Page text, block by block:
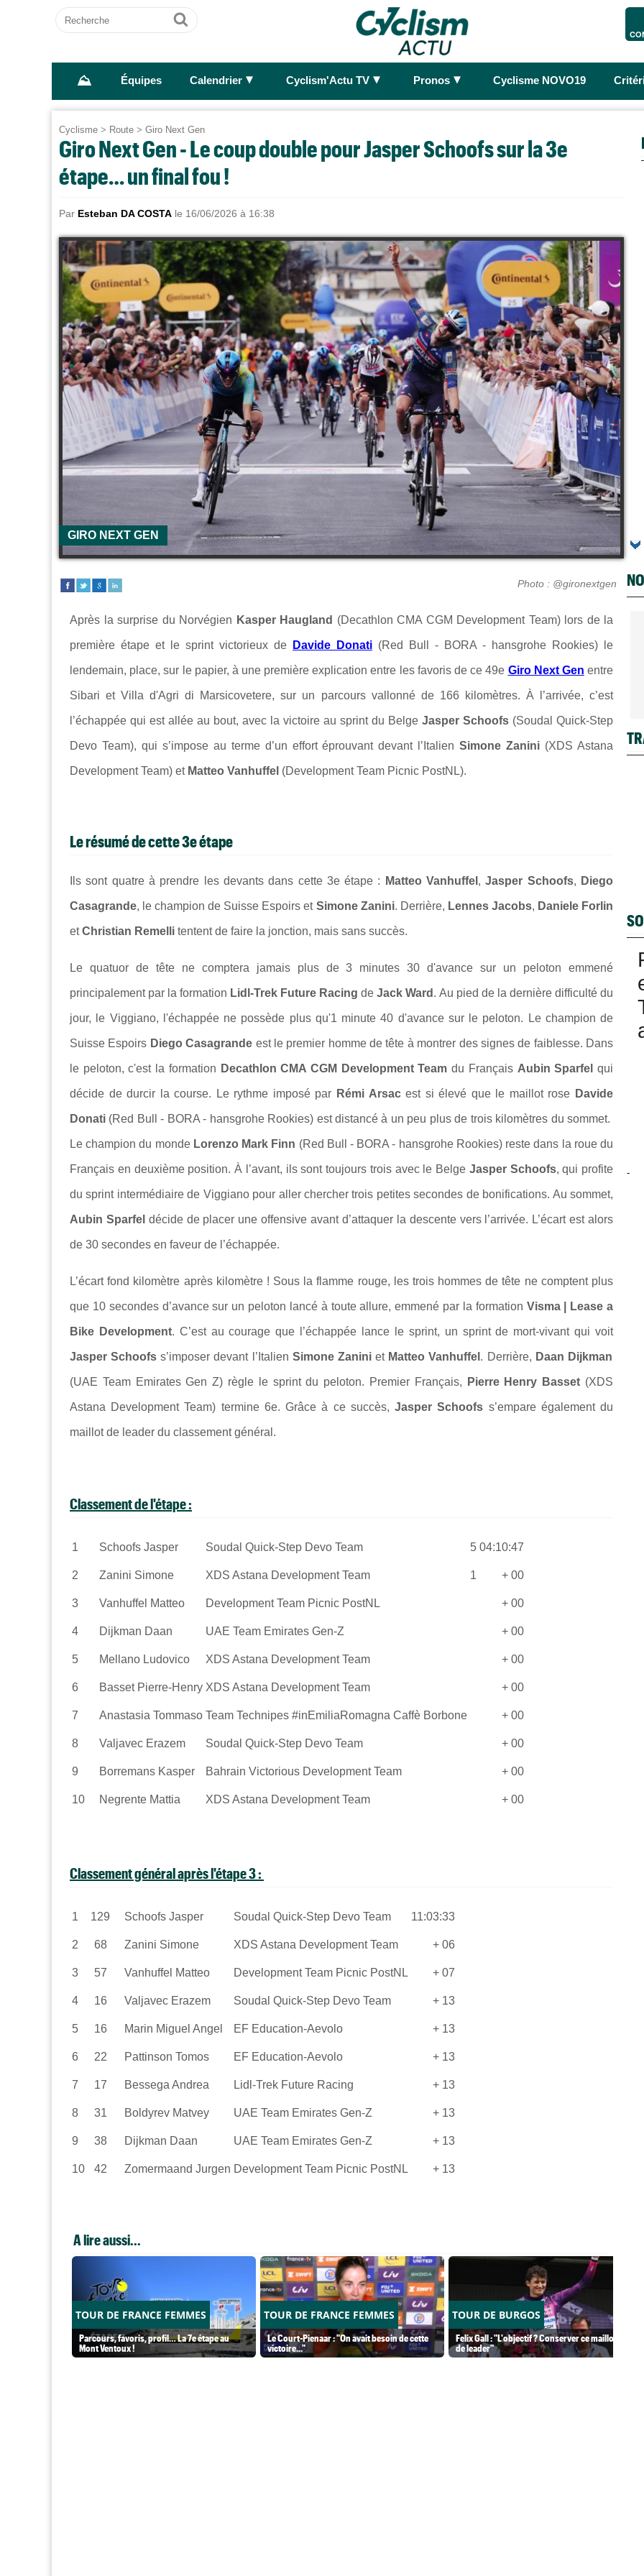
Recherche
Ok
⛰ Équipes Calendrier ► Cyclism'Actu TV ► Pronos ► Cyclisme NOVO19
Cyclisme > Route > Giro Next Gen
Giro Next Gen - Le coup double pour Jasper Schoofs sur la 3e
étape… un final fou !
Par Esteban DA COSTA le 16/06/2026 à 16:38
GIRO NEXT GEN
Photo : @gironextgen
Après la surprise du Norvégien Kasper Haugland (Decathlon CMA CGM Development Team) lors de la
première étape et le sprint victorieux de Davide Donati (Red Bull - BORA - hansgrohe Rookies) le
lendemain, place, sur le papier, à une première explication entre les favoris de ce 49e Giro Next Gen entre
Sibari etVilla d'Agri di Marsicovetere, sur un parcours vallonné de 166 kilomètres. À l’arrivée, c’est
l’échappée qui est allée au bout, avec la victoire au sprint du Belge Jasper Schoofs (Soudal Quick-Step
Devo Team), qui s’impose au terme d’un effort éprouvant devant l’ItalienSimone Zanini (XDS Astana
Development Team) et Matteo Vanhuffel (Development Team Picnic PostNL).
Le résumé de cette 3e étape
Ils sont quatre à prendre les devants dans cette 3e étape : Matteo Vanhuffel ,Jasper Schoofs, Diego
Casagrande, le champion de Suisse Espoirset Simone Zanini. Derrière, Lennes Jacobs, Daniele Forlin
etChristian Remelli tentent de faire la jonction, mais sans succès.
Le quatuor de tête ne comptera jamais plus de 3 minutes 30 d'avance sur un peloton emmené
principalement par la formation Lidl-Trek Future Racing de Jack Ward . Au pied de la dernière difficulté du
jour, le Viggiano, l'échappée ne possède plus qu'1 minute 40 d'avance sur le peloton. Le champion de
Suisse Espoirs Diego Casagrande est le premier homme de tête à montrer des signes de faiblesse. Dans
le peloton, c'est la formation Decathlon CMA CGM Development Team du Français Aubin Sparfel qui
décide de durcir la course. Le rythme imposé par Rémi Arsacest si élevé que le maillot rose Davide
Donati (Red Bull - BORA - hansgrohe Rookies) est distancé à un peu plus de trois kilomètres du sommet.
Le champion du monde Lorenzo Mark Finn (Red Bull - BORA - hansgrohe Rookies) reste dans la roue du
Français en deuxième position. À l’avant, ils sont toujours trois avec le Belge Jasper Schoofs, qui profite
du sprint intermédiaire de Viggianopour aller chercher trois petites secondes de bonifications. Au sommet,
Aubin Sparfel décide de placer une offensive avant d’attaquer la descente vers l’arrivée. L’écart est alors
de 30 secondes en faveur de l’échappée.
L’écart fond kilomètre après kilomètre ! Sous la flamme rouge, les trois hommes de tête ne comptent plus
que 10 secondes d’avance sur un peloton lancé à toute allure, emmené par la formation Visma | Lease a
Bike Development. C’est au courage que l’échappée lance le sprint, un sprint de mort-vivant qui voit
Jasper Schoofs s’imposer devant l’Italien Simone Zaniniet Matteo Vanhuffel . Derrière, Daan Dijkman
(UAE Team Emirates Gen Z) règle le sprint du peloton. Premier Français, Pierre Henry Basset (XDS
Astana Development Team) termine 6e. Grâce à ce succès,Jasper Schoofs s’empare également du
maillot de leader du classement général.
Classement de l'étape :
1 Schoofs Jasper Soudal Quick-Step Devo Team 5 04:10:47
2 Zanini Simone XDS Astana Development Team 1 + 00
3 Vanhuffel Matteo Development Team Picnic PostNL + 00
4 Dijkman Daan UAE Team Emirates Gen-Z + 00
5 Mellano Ludovico XDS Astana Development Team + 00
6 BassetPierre-Henry XDS Astana Development Team + 00
7 Anastasia Tommaso Team Technipes #inEmiliaRomagna Caffè Borbone + 00
8 Valjavec Erazem Soudal Quick-Step Devo Team + 00
9 Borremans Kasper Bahrain Victorious Development Team + 00
10 Negrente Mattia XDS Astana Development Team + 00
Classement général après l'étape 3 :
1 129 Schoofs Jasper Soudal Quick-Step Devo Team 11:03:33
2 68 Zanini Simone XDS Astana Development Team + 06
3 57 Vanhuffel Matteo Development Team Picnic PostNL + 07
4 16 Valjavec Erazem Soudal Quick-Step Devo Team + 13
5 16 Marin Miguel Angel EF Education-Aevolo + 13
6 22 Pattinson Tomos EF Education-Aevolo + 13
7 17 Bessega Andrea Lidl-Trek Future Racing + 13
8 31 Boldyrev Matvey UAE Team Emirates Gen-Z + 13
9 38 Dijkman Daan UAE Team Emirates Gen-Z + 13
10 42 Zomermaand Jurgen Development Team Picnic PostNL + 13
A lire aussi...
TOUR DE FRANCE FEMMES
Parcours, favoris, profil… La 7e étape au
Mont Ventoux !
TOUR DE FRANCE FEMMES
Le Court-Pienaar : "On avait besoin de cette
victoire..."
TOUR DE BURGOS
Felix Gall : "L'objectif ? Conserver ce maillot
de leader"
-